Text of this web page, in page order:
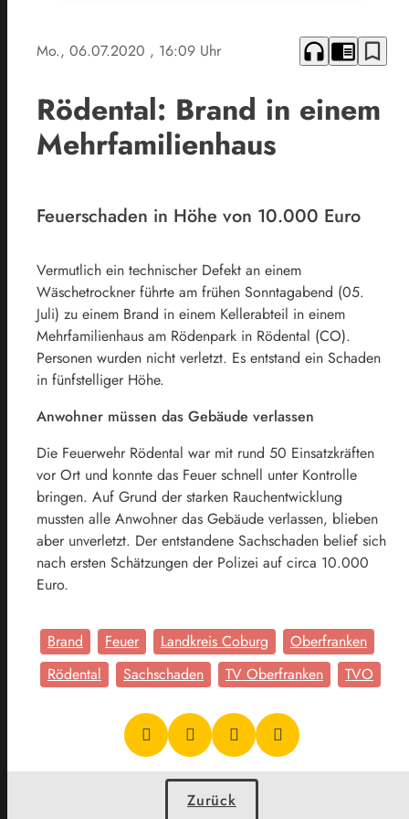
Mo., 06.07.2020 , 16:09 Uhr headphones chrome_reader_mode bookmark_border
Rödental: Brand in einem
Mehrfamilienhaus
Feuerschaden in Höhe von 10.000 Euro
Vermutlich ein technischer Defekt an einem
Wäschetrockner führte am frühen Sonntagabend (05.
Juli) zu einem Brand in einem Kellerabteil in einem
Mehrfamilienhaus am Rödenpark in Rödental (CO).
Personen wurden nicht verletzt. Es entstand ein Schaden
in fünfstelliger Höhe.
Anwohner müssen das Gebäude verlassen
Die Feuerwehr Rödental war mit rund 50 Einsatzkräften
vor Ort und konnte das Feuer schnell unter Kontrolle
bringen. Auf Grund der starken Rauchentwicklung
mussten alle Anwohner das Gebäude verlassen, blieben
aber unverletzt. Der entstandene Sachschaden belief sich
nach ersten Schätzungen der Polizei auf circa 10.000
Euro.
Brand Feuer Landkreis Coburg
Oberfranken
Rödental
Sachschaden TV Oberfranken TVO
Zurück